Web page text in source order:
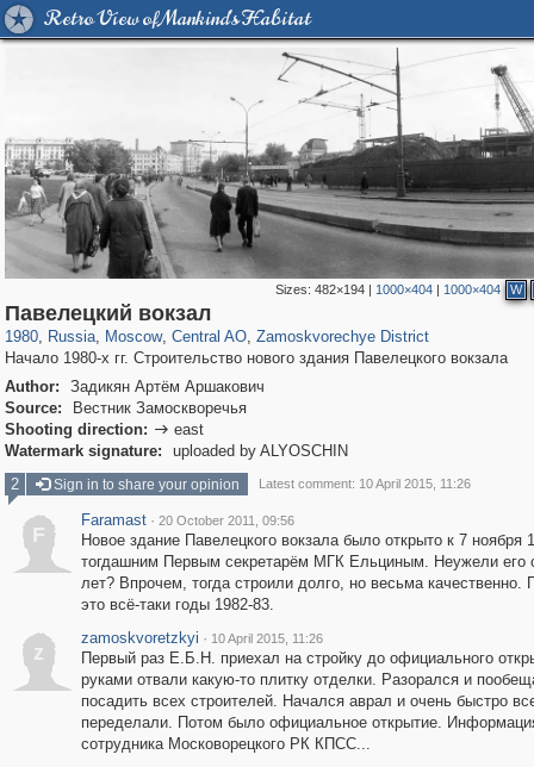
Retro View of Mankind's Habitat
Sizes:482×194 | 1000×404 | 1000×404 W
Павелецкий вокзал
1980, Russia
1,405,779 29,243
, Moscow
319,716 8,286
, Central AO
159,930 5,916
, Zamoskvorechye District
Начало 1980-х гг. Строительство нового здания Павелецкого вокзала
Author:
Задикян Артём Аршакович
Source:
Вестник Замоскворечья
Shooting direction:  east
Watermark signature:
uploaded by ALYOSCHIN
2
Sign in to share your opinion Latest comment: 10 April 2015, 11:26
F
Faramast · 20 October 2011, 09:56
Новое здание Павелецкого вокзала было открыто к 7 ноября
тогдашним Первым секретарём МГК Ельциным. Неужели его
лет? Впрочем, тогда строили долго, но весьма качественно.
это всё-таки годы 1982-83.
z
zamoskvoretzkyi · 10 April 2015, 11:26
Первый раз Е.Б.Н. приехал на стройку до официального
руками отвали какую-то плитку отделки. Разорался и
посадить всех строителей. Начался аврал и очень быстро
переделали. Потом было официальное открытие.
сотрудника Московорецкого РК КПСС...